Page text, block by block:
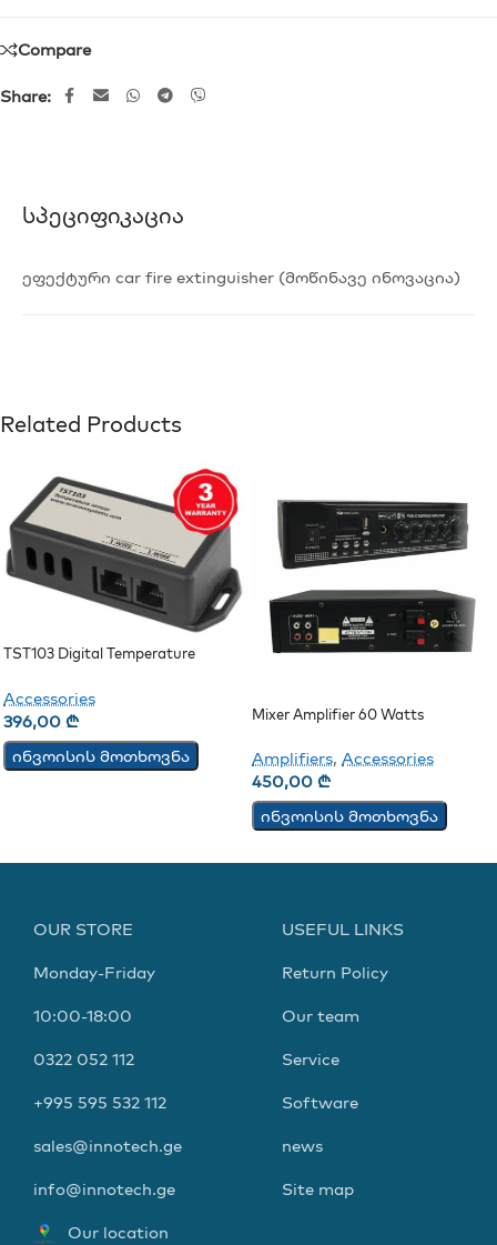
Compare
Share:
Სპეციფიკაცია
ეფექტური car fire extinguisher (მოწინავე ინოვაცია)
Related Products
TST103 Digital Temperature
Accessories
396,00 ₾
ინვოისის მოთხოვნა
Mixer Amplifier 60 Watts
Amplifiers, Accessories
450,00 ₾
ინვოისის მოთხოვნა
OUR STORE
Monday-Friday
10:00-18:00
0322 052 112
+995 595 532 112
sales@innotech.ge
info@innotech.ge
Our location
USEFUL LINKS
Return Policy
Our team
Service
Software
news
Site map